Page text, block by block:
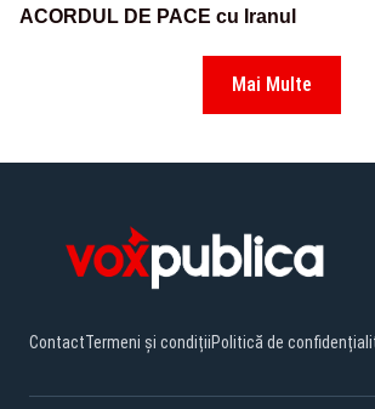
ACORDUL DE PACE cu Iranul
Mai Multe
ContactTermeni și condițiiPolitică de